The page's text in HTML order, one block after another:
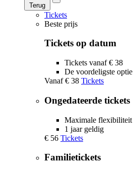
Terug
Tickets
Beste prijs
Tickets op datum
Tickets vanaf € 38
De voordeligste optie
Vanaf € 38 Tickets
Ongedateerde tickets
Maximale flexibiliteit
1 jaar geldig
€ 56 Tickets
Familietickets